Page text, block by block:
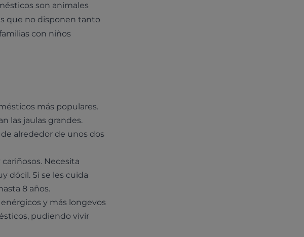
son animales
que no disponen tanto
con niños
más populares.
las jaulas grandes.
alrededor de unos dos
Necesita
dócil. Si se les cuida
8 años.
y más longevos
pudiendo vivir